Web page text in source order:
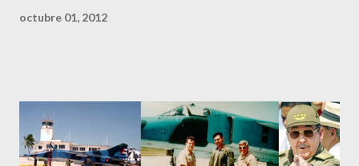
octubre 01, 2012